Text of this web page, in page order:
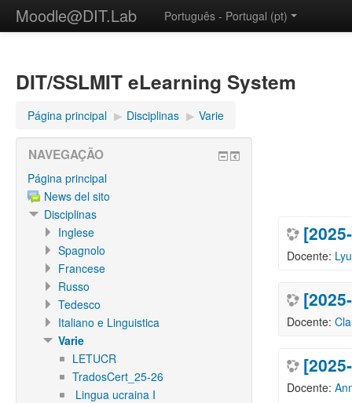
Moodle@DIT.Lab Português - Portugal ‎(pt)‎
DIT/SSLMIT eLearning System
Página principal ▶︎ Disciplinas ▶︎ Varie
Docente:
Docente:
Docente:
NAVEGAÇÃO
Página principal
News del sito
Disciplinas
Inglese
Spagnolo
Francese
Russo
Tedesco
Italiano e Linguistica
Varie
LETUCR
TradosCert_25-26
Lingua ucraina I